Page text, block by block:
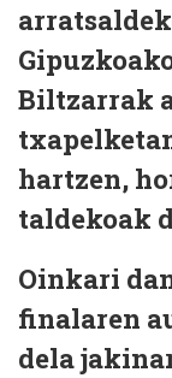
Biltzarrak
hartzen,
taldekoak
Oinkari
finalaren
dela